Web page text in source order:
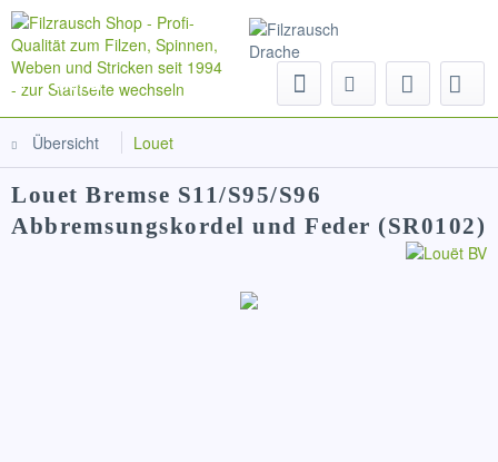
Menü
Übersicht Louet
Louet Bremse S11/S95/S96
Abbremsungskordel und Feder (SR0102)